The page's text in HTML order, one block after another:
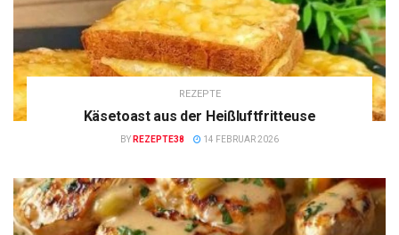
REZEPTE
Käsetoast aus der Heißluftfritteuse
BY REZEPTE38 14 FEBRUAR 2026